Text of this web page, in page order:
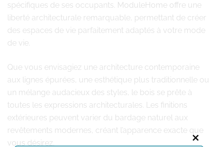
spécifiques de ses occupants. ModuleHome offre une
liberté architecturale remarquable, permettant de créer
des espaces de vie parfaitement adaptés à votre mode
de vie.
Que vous envisagiez une architecture contemporaine
aux lignes épurées, une esthétique plus traditionnelle ou
un mélange audacieux des styles, le bois se prête à
toutes les expressions architecturales. Les finitions
extérieures peuvent varier du bardage naturel aux
revêtements modernes, créant l’apparence exacte que
vous désirez.